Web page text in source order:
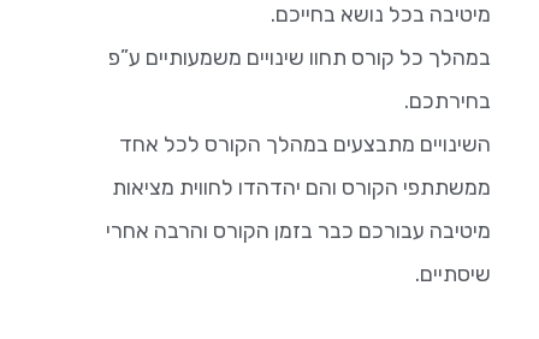
מיטיבה בכל נושא בחייכם.
במהלך כל קורס תחוו שינויים משמעותיים ע”פ
בחירתכם.
השינויים מתבצעים במהלך הקורס לכל אחד
ממשתתפי הקורס והם יהדהדו לחווית מציאות
מיטיבה עבורכם כבר בזמן הקורס והרבה אחרי
שיסתיים.